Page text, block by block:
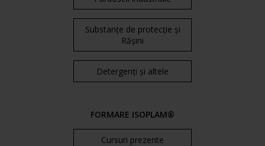
Substanțe de protecție și
Rășini
Detergenți și altele
FORMARE ISOPLAM®
Cursuri prezente